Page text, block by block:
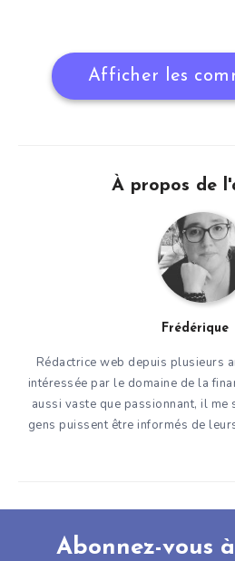
Afficher les
À propos de
Frédérique
Rédactrice web depuis plusieurs
intéressée par le domaine de la
aussi vaste que passionnant, il
gens puissent être informés de
Abonnez-vous